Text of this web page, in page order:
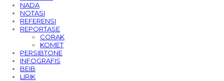
NADA
NOTASI
REFERENSI
REPORTASE
CORAK
KOMET
PERSIBTONE
INFOGRAFIS
BEIB
LIRIK